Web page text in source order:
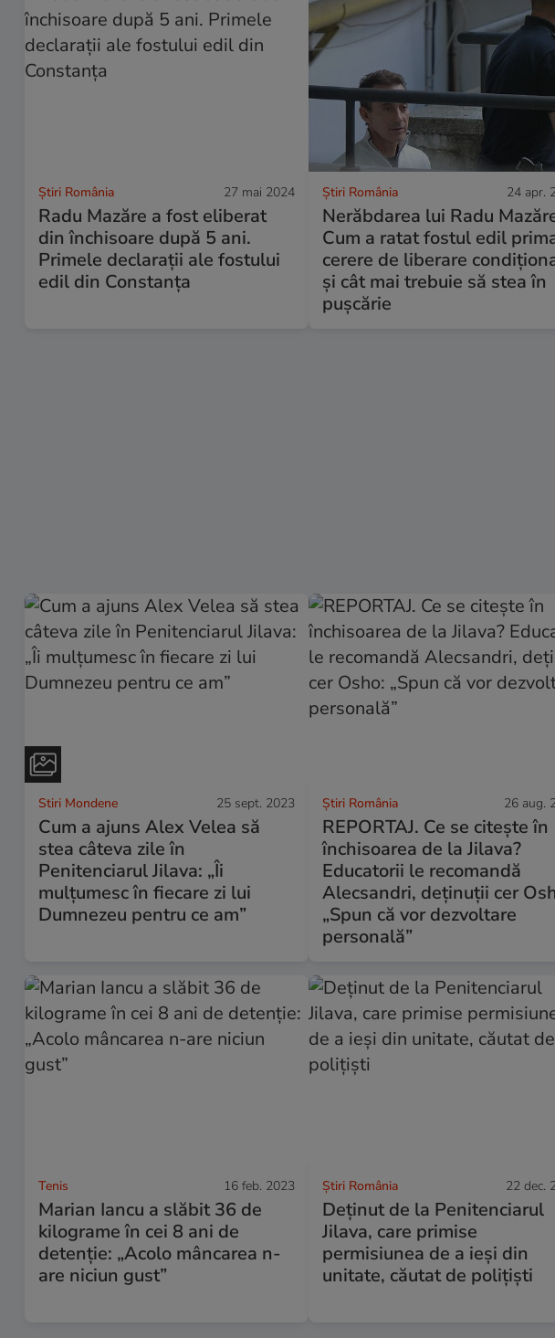
Știri România 27 mai 2024
Radu Mazăre a fost eliberat
din închisoare după 5 ani.
Primele declarații ale fostului
edil din Constanța
Știri România 24 apr.
Nerăbdarea lui Radu
Cum a ratat fostul edil
cerere de liberare
și cât mai trebuie să stea în
pușcărie
Stiri Mondene 25 sept. 2023
Cum a ajuns Alex Velea să
stea câteva zile în
Penitenciarul Jilava: „Îi
mulțumesc în fiecare zi lui
Dumnezeu pentru ce am”
Știri România 26 aug.
REPORTAJ. Ce se citește în
închisoarea de la Jilava?
Educatorii le recomandă
Alecsandri, deținuții cer
„Spun că vor dezvoltare
personală”
Tenis 16 feb. 2023
Marian Iancu a slăbit 36 de
kilograme în cei 8 ani de
detenție: „Acolo mâncarea n-
are niciun gust”
Știri România 22 dec.
Deţinut de la Penitenciarul
Jilava, care primise
permisiunea de a ieşi din
unitate, căutat de polițiști